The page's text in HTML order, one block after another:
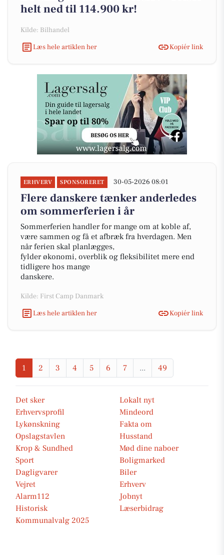
helt ned til 114.900 kr!
Kilde: Bilhandel
Læs hele artiklen her
Kopiér link
ERHVERV SPONSORERET 30-05-2026 08:01
Flere danskere tænker anderledes
om sommerferien i år
Sommerferien handler for mange om at koble af,
være sammen og få et afbræk fra hverdagen. Men
når ferien skal planlægges,
fylder økonomi, overblik og fleksibilitet mere end
tidligere hos mange
danskere.
Kilde: First Camp Danmark
Læs hele artiklen her
Kopiér link
1 2 3 4 5 6 7 ... 49
Det sker
Lokalt nyt
Erhvervsprofil
Mindeord
Lykønskning
Fakta om
Opslagstavlen
Husstand
Krop & Sundhed
Mød dine naboer
Sport
Boligmarked
Dagligvarer
Biler
Vejret
Erhverv
Alarm112
Jobnyt
Historisk
Læserbidrag
Kommunalvalg 2025